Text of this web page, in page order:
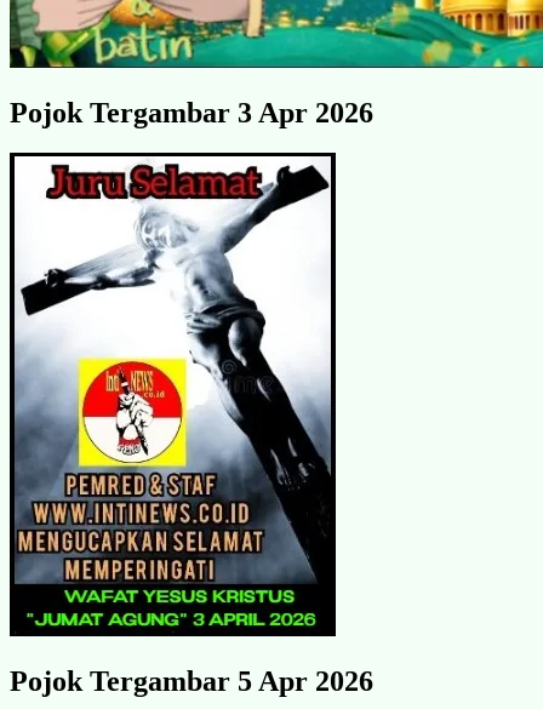
Pojok Tergambar 3 Apr 2026
Pojok Tergambar 5 Apr 2026